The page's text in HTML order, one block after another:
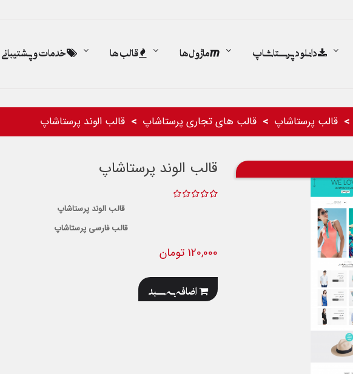
دانلود پرستاشاپ ماژول ها قالب ها خدمات و پشتیبانی
قالب پرستاشاپ قالب های تجاری پرستاشاپ قالب الوند پرستاشاپ
قالب الوند پرستاشاپ
قالب الوند پرستاشاپ
قالب فارسی پرستاشاپ
120,000 تومان
اضافه به سبد